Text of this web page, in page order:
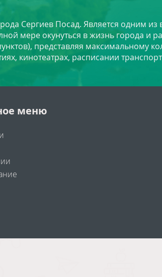
Сергиев Посад. Является одним
мере окунуться в жизнь города и
представляя максимальному
кинотеатрах, расписании
меню